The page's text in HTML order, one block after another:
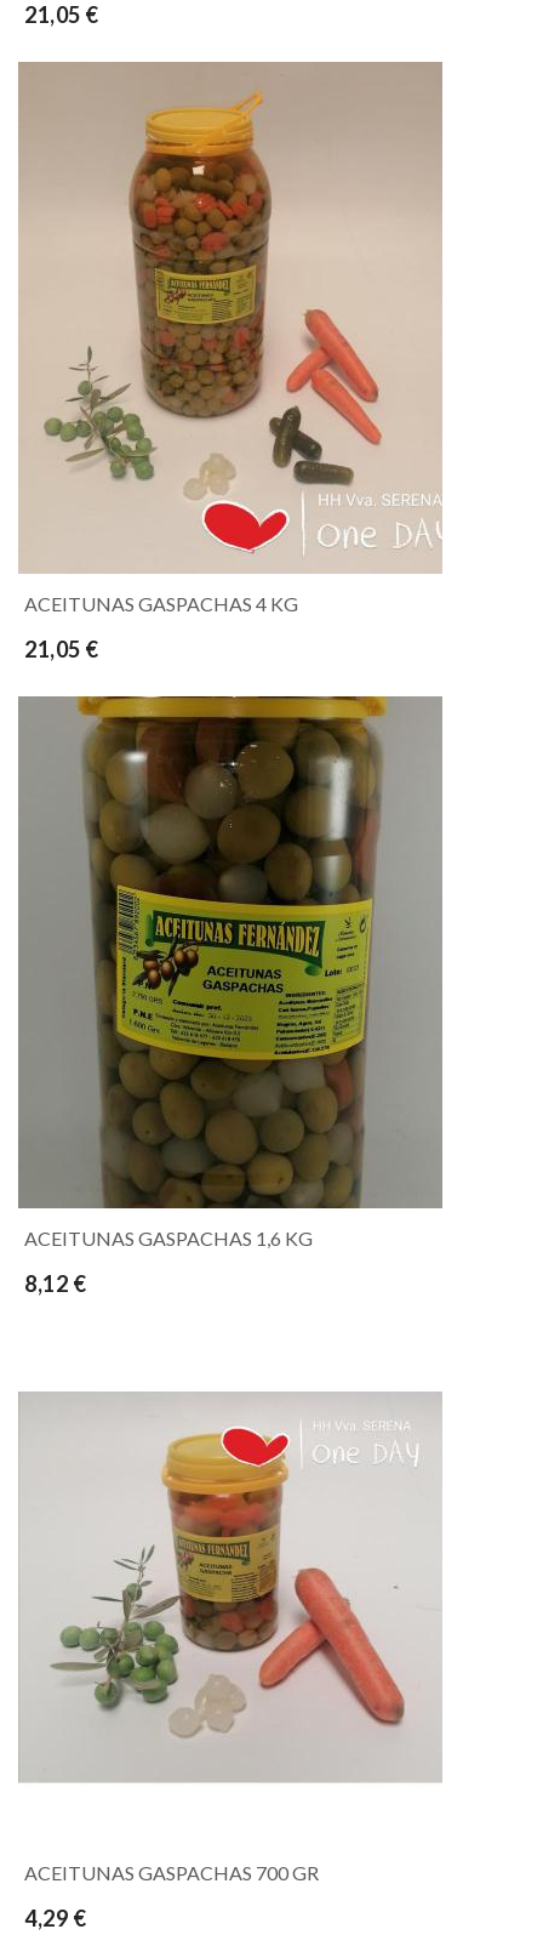
21,05 €
ACEITUNAS GASPACHAS 4 KG
21,05 €
ACEITUNAS GASPACHAS 1,6 KG
8,12 €
ACEITUNAS GASPACHAS 700 GR
4,29 €